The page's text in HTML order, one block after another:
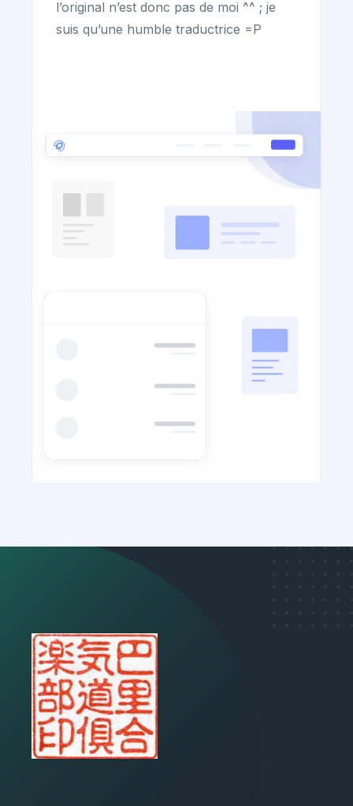
l’original n’est donc pas de moi ^^ ; je
suis qu’une humble traductrice =P